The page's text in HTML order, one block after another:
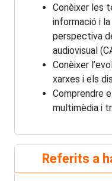
Conèixer les
informació i
perspectiva
audiovisual
Conèixer
xarxes i els
Comprendre
multimèdia i
Referits a